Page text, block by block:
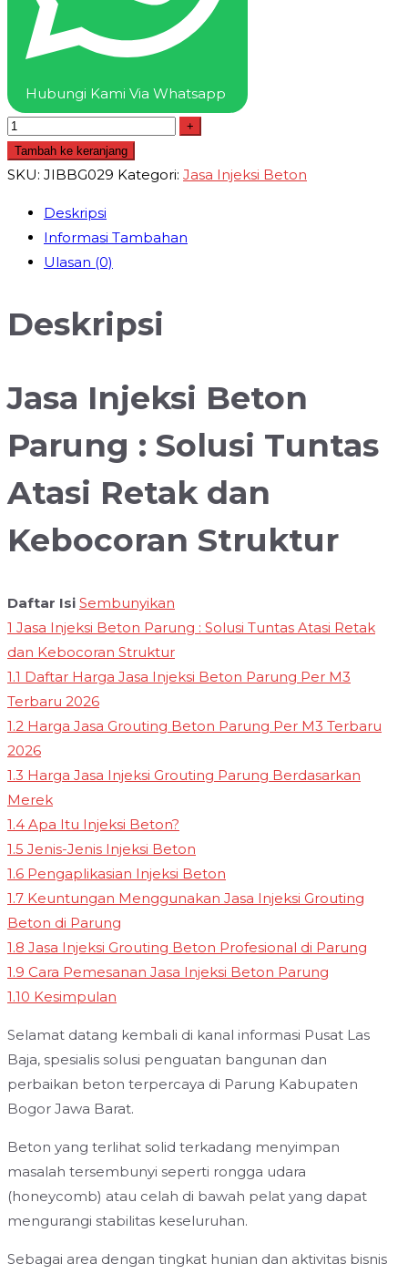
Hubungi Kami Via Whatsapp
+
Tambah ke keranjang
SKU: JIBBG029 Kategori: Jasa Injeksi Beton
Deskripsi
Informasi Tambahan
Ulasan (0)
Deskripsi
Jasa Injeksi Beton
Parung : Solusi Tuntas
Atasi Retak dan
Kebocoran Struktur
Daftar Isi Sembunyikan
1 Jasa Injeksi Beton Parung : Solusi Tuntas Atasi Retak
dan Kebocoran Struktur
1.1 Daftar Harga Jasa Injeksi Beton Parung Per M3
Terbaru 2026
1.2 Harga Jasa Grouting Beton Parung Per M3 Terbaru
2026
1.3 Harga Jasa Injeksi Grouting Parung Berdasarkan
Merek
1.4 Apa Itu Injeksi Beton?
1.5 Jenis-Jenis Injeksi Beton
1.6 Pengaplikasian Injeksi Beton
1.7 Keuntungan Menggunakan Jasa Injeksi Grouting
Beton di Parung
1.8 Jasa Injeksi Grouting Beton Profesional di Parung
1.9 Cara Pemesanan Jasa Injeksi Beton Parung
1.10 Kesimpulan
Selamat datang kembali di kanal informasi Pusat Las
Baja, spesialis solusi penguatan bangunan dan
perbaikan beton terpercaya di Parung Kabupaten
Bogor Jawa Barat.
Beton yang terlihat solid terkadang menyimpan
masalah tersembunyi seperti rongga udara
(honeycomb) atau celah di bawah pelat yang dapat
mengurangi stabilitas keseluruhan.
Sebagai area dengan tingkat hunian dan aktivitas bisnis